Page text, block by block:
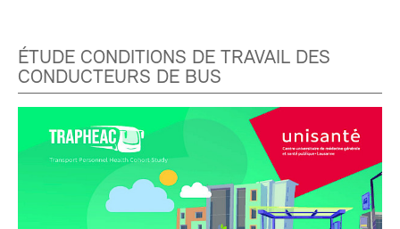
ÉTUDE CONDITIONS DE TRAVAIL DES
CONDUCTEURS DE BUS